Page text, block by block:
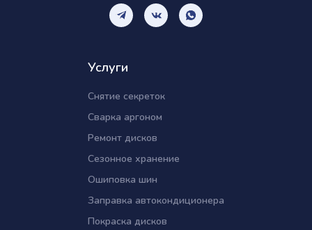
Услуги
Снятие секреток
Сварка аргоном
Ремонт дисков
Сезонное хранение
Ошиповка шин
Заправка автокондиционера
Покраска дисков